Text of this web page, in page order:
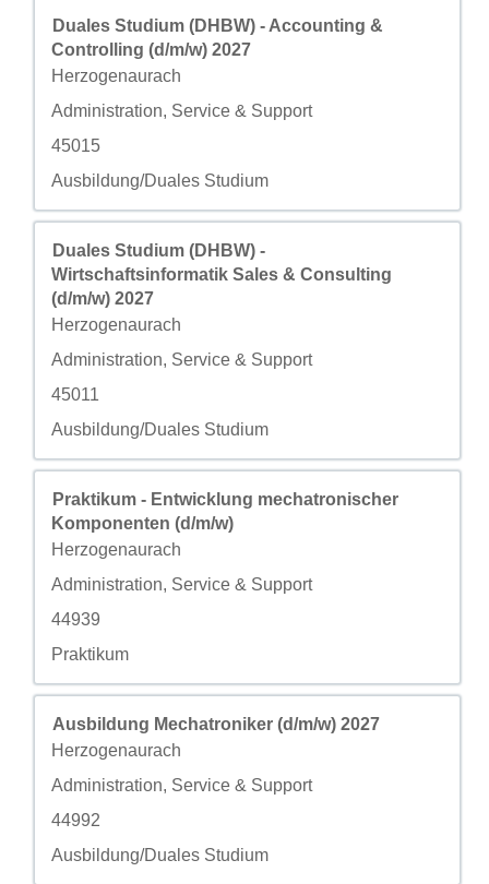
职务
Duales Studium (DHBW) - Accounting &
Controlling (d/m/w) 2027
城市
Herzogenaurach
自定义字段 2
Administration, Service & Support
自定义字段 3
45015
自定义字段 4
Ausbildung/Duales Studium
使用空格键进行选择以查看职位信息的完整内容。
职务
Duales Studium (DHBW) -
Wirtschaftsinformatik Sales & Consulting
(d/m/w) 2027
城市
Herzogenaurach
自定义字段 2
Administration, Service & Support
自定义字段 3
45011
自定义字段 4
Ausbildung/Duales Studium
使用空格键进行选择以查看职位信息的完整内容。
职务
Praktikum - Entwicklung mechatronischer
Komponenten (d/m/w)
城市
Herzogenaurach
自定义字段 2
Administration, Service & Support
自定义字段 3
44939
自定义字段 4
Praktikum
使用空格键进行选择以查看职位信息的完整内容。
职务
Ausbildung Mechatroniker (d/m/w) 2027
城市
Herzogenaurach
自定义字段 2
Administration, Service & Support
自定义字段 3
44992
自定义字段 4
Ausbildung/Duales Studium
使用空格键进行选择以查看职位信息的完整内容。